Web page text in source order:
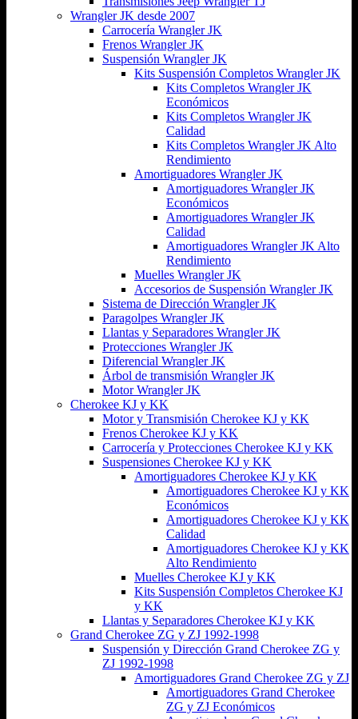
Wrangler JK desde 2007
Carrocería Wrangler JK
Frenos Wrangler JK
Suspensión Wrangler JK
Kits Suspensión Completos Wrangler JK
Kits Completos Wrangler JK
Económicos
Kits Completos Wrangler JK
Calidad
Kits Completos Wrangler JK Alto
Rendimiento
Amortiguadores Wrangler JK
Amortiguadores Wrangler JK
Económicos
Amortiguadores Wrangler JK
Calidad
Amortiguadores Wrangler JK Alto
Rendimiento
Muelles Wrangler JK
Accesorios de Suspensión Wrangler JK
Sistema de Dirección Wrangler JK
Paragolpes Wrangler JK
Llantas y Separadores Wrangler JK
Protecciones Wrangler JK
Diferencial Wrangler JK
Árbol de transmisión Wrangler JK
Motor Wrangler JK
Cherokee KJ y KK
Motor y Transmisión Cherokee KJ y KK
Frenos Cherokee KJ y KK
Carrocería y Protecciones Cherokee KJ y KK
Suspensiones Cherokee KJ y KK
Amortiguadores Cherokee KJ y KK
Amortiguadores Cherokee KJ y KK
Económicos
Amortiguadores Cherokee KJ y KK
Calidad
Amortiguadores Cherokee KJ y KK
Alto Rendimiento
Muelles Cherokee KJ y KK
Kits Suspensión Completos Cherokee KJ
y KK
Llantas y Separadores Cherokee KJ y KK
Grand Cherokee ZG y ZJ 1992-1998
Suspensión y Dirección Grand Cherokee ZG y
ZJ 1992-1998
Amortiguadores Grand Cherokee ZG y ZJ
Amortiguadores Grand Cherokee
ZG y ZJ Económicos